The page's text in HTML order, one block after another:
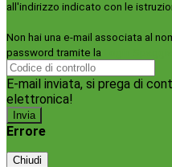
all'indirizzo indicato con le
Non hai una e-mail associata al
password tramite la
E-mail inviata, si prega di
elettronica!
Errore
Chiudi